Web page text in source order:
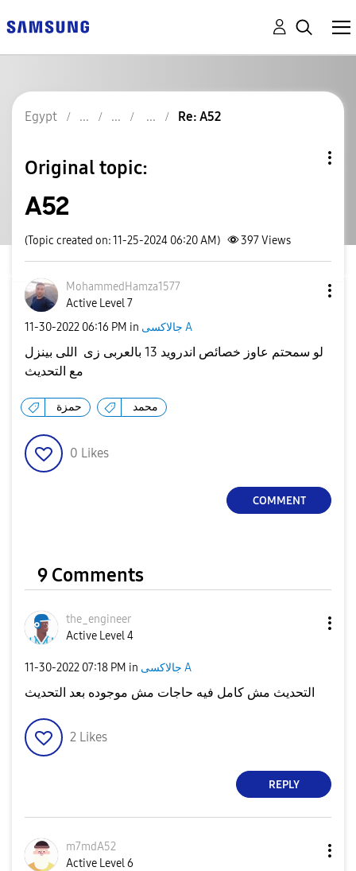
Egypt Re: A52
Original topic:
A52
(Topic created on: 11-25-2024 06:20 AM) 397Views
MohammedHamza1577
Active Level 7
‎11-30-2022 06:16 PM in جالاكسى A
لو سمحتم عاوز خصائص اندرويد 13 بالعربى زى اللى بينزل
حمزة محمد
0 Likes
COMMENT
9 Comments
the_engineer
Active Level 4
‎11-30-2022 07:18 PM in جالاكسى A
التحديث مش كامل فيه حاجات مش موجوده بعد التحديث
2 Likes
REPLY
m7mdA52
Active Level 6